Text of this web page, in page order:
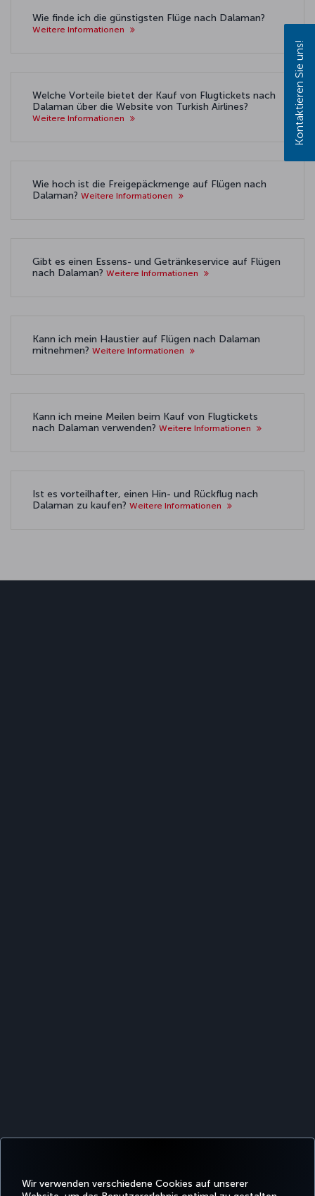
Wir verwenden verschiedene Cookies auf unserer
Wie finde ich die günstigsten Flüge nach Dalaman?
Weitere Informationen
Welche Vorteile bietet der Kauf von Flugtickets nach
Dalaman über die Website von Turkish Airlines?
Weitere Informationen
Wie hoch ist die Freigepäckmenge auf Flügen nach
Dalaman? Weitere Informationen
Gibt es einen Essens- und Getränkeservice auf Flügen
nach Dalaman? Weitere Informationen
Kann ich mein Haustier auf Flügen nach Dalaman
mitnehmen? Weitere Informationen
Kann ich meine Meilen beim Kauf von Flugtickets
nach Dalaman verwenden? Weitere Informationen
Ist es vorteilhafter, einen Hin- und Rückflug nach
Dalaman zu kaufen? Weitere Informationen
Kontaktieren Sie uns!